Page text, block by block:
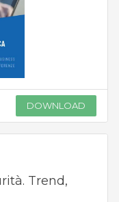
DOWNLOAD
Trend,